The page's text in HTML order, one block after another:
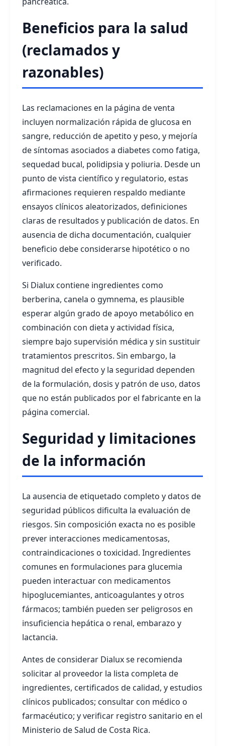
Beneficios para la salud
(reclamados y
razonables)
Las reclamaciones en la página de venta
incluyen normalización rápida de glucosa en
sangre, reducción de apetito y peso, y mejoría
de síntomas asociados a diabetes como fatiga,
sequedad bucal, polidipsia y poliuria. Desde un
punto de vista científico y regulatorio, estas
afirmaciones requieren respaldo mediante
ensayos clínicos aleatorizados, definiciones
claras de resultados y publicación de datos. En
ausencia de dicha documentación, cualquier
beneficio debe considerarse hipotético o no
verificado.
Si Dialux contiene ingredientes como
berberina, canela o gymnema, es plausible
esperar algún grado de apoyo metabólico en
combinación con dieta y actividad física,
siempre bajo supervisión médica y sin sustituir
tratamientos prescritos. Sin embargo, la
magnitud del efecto y la seguridad dependen
de la formulación, dosis y patrón de uso, datos
que no están publicados por el fabricante en la
página comercial.
Seguridad y limitaciones
de la información
La ausencia de etiquetado completo y datos de
seguridad públicos dificulta la evaluación de
riesgos. Sin composición exacta no es posible
prever interacciones medicamentosas,
contraindicaciones o toxicidad. Ingredientes
comunes en formulaciones para glucemia
pueden interactuar con medicamentos
hipoglucemiantes, anticoagulantes y otros
fármacos; también pueden ser peligrosos en
insuficiencia hepática o renal, embarazo y
lactancia.
Antes de considerar Dialux se recomienda
solicitar al proveedor la lista completa de
ingredientes, certificados de calidad, y estudios
clínicos publicados; consultar con médico o
farmacéutico; y verificar registro sanitario en el
Ministerio de Salud de Costa Rica.